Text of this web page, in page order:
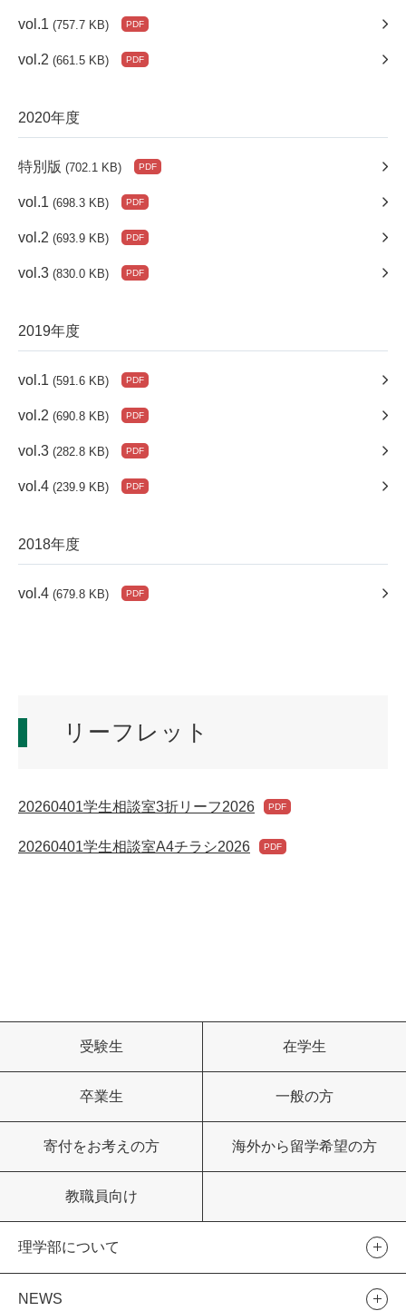
vol.1 (757.7 KB)
vol.2 (661.5 KB)
2020年度
特別版 (702.1 KB)
vol.1 (698.3 KB)
vol.2 (693.9 KB)
vol.3 (830.0 KB)
2019年度
vol.1 (591.6 KB)
vol.2 (690.8 KB)
vol.3 (282.8 KB)
vol.4 (239.9 KB)
2018年度
vol.4 (679.8 KB)
リーフレット
20260401学生相談室3折リーフ2026
20260401学生相談室A4チラシ2026
受験生 在学生
卒業生 一般の方
寄付をお考えの方 海外から留学希望の方
教職員向け
理学部について
NEWS